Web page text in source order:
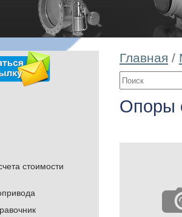
Главная /
Опоры
стоимости